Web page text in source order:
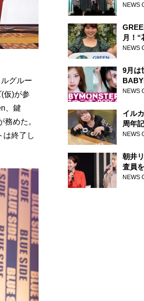
グルー
仮)が参
、鍵
めた。
は終了し
ー『
NEWS
月！“
NEWS
9月は
トニ
NEWS
イル
周年
NEWS
朝井
査員
の特
NEWS